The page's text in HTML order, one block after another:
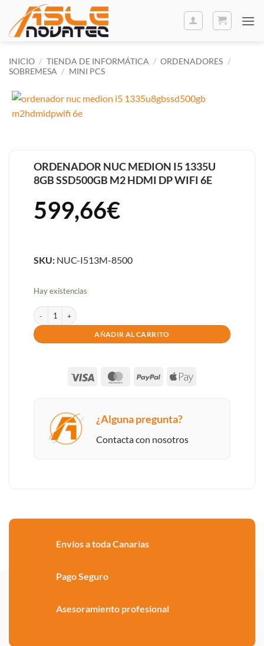
contenido
INICIO / TIENDA DE INFORMÁTICA / ORDENADORES /
SOBREMESA / MINI PCS
ORDENADOR NUC MEDION I5 1335U
8GB SSD500GB M2 HDMI DP WIFI 6E
599,66€
SKU:NUC-I513M-8500
Hay existencias
ORDENADOR NUC MEDION I5 1335U 8GB SSD500GB M2 HDMI DP
AÑADIR AL CARRITO
Visa MasterCard
PayPal Apple
¿Alguna pregunta?
Contacta con nosotros
Envíos a toda Canarias
Pago Seguro
Asesoramiento profesional